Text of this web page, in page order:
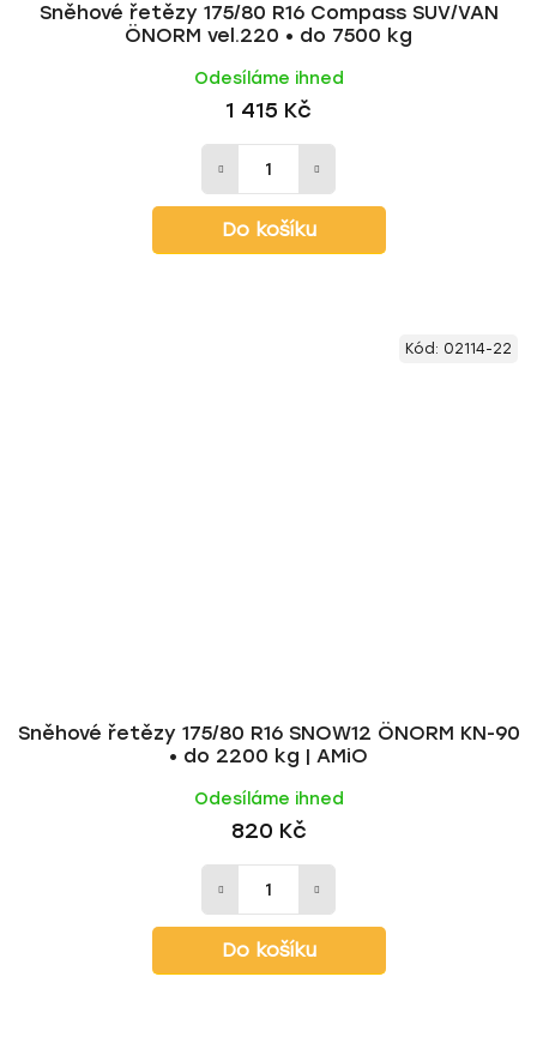
Sněhové řetězy 175/80 R16 Compass SUV/VAN
ÖNORM vel.220 • do 7500 kg
Odesíláme ihned
1 415 Kč
Do košíku
Sněhové řetězy 175/80 R16 SNOW12 ÖNORM KN-90
• do 2200 kg | AMiO
Odesíláme ihned
820 Kč
Do košíku
Kód: 02114-22